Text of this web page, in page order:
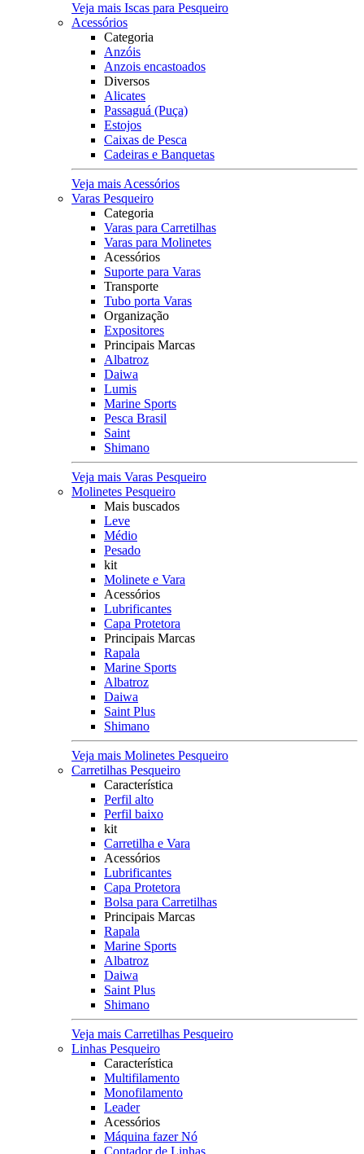
Veja mais Iscas para Pesqueiro
Acessórios
Categoria
Anzóis
Anzois encastoados
Diversos
Alicates
Passaguá (Puça)
Estojos
Caixas de Pesca
Cadeiras e Banquetas
Veja mais Acessórios
Varas Pesqueiro
Categoria
Varas para Carretilhas
Varas para Molinetes
Acessórios
Suporte para Varas
Transporte
Tubo porta Varas
Organização
Expositores
Principais Marcas
Albatroz
Daiwa
Lumis
Marine Sports
Pesca Brasil
Saint
Shimano
Veja mais Varas Pesqueiro
Molinetes Pesqueiro
Mais buscados
Leve
Médio
Pesado
kit
Molinete e Vara
Acessórios
Lubrificantes
Capa Protetora
Principais Marcas
Rapala
Marine Sports
Albatroz
Daiwa
Saint Plus
Shimano
Veja mais Molinetes Pesqueiro
Carretilhas Pesqueiro
Característica
Perfil alto
Perfil baixo
kit
Carretilha e Vara
Acessórios
Lubrificantes
Capa Protetora
Bolsa para Carretilhas
Principais Marcas
Rapala
Marine Sports
Albatroz
Daiwa
Saint Plus
Shimano
Veja mais Carretilhas Pesqueiro
Linhas Pesqueiro
Característica
Multifilamento
Monofilamento
Leader
Acessórios
Máquina fazer Nó
Contador de Linhas